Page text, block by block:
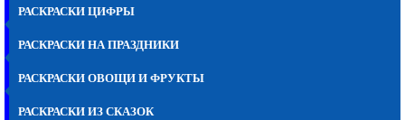
РАСКРАСКИ ЦИФРЫ
РАСКРАСКИ НА ПРАЗДНИКИ
РАСКРАСКИ ОВОЩИ И ФРУКТЫ
РАСКРАСКИ ИЗ СКАЗОК